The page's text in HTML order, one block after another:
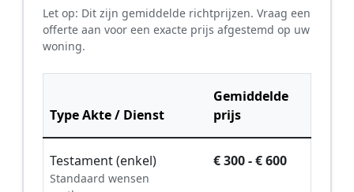
Let op: Dit zijn gemiddelde richtprijzen. Vraag een
offerte aan voor een exacte prijs afgestemd op uw
woning.
Type Akte / Dienst
Gemiddelde
prijs
Testament (enkel)
Standaard wensen
€ 300 - € 600